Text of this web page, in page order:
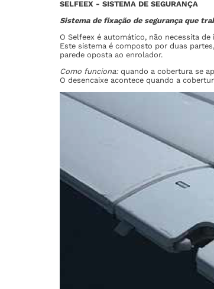
SELFEEX - SISTEMA DE SEGURANÇA
Sistema de fixação de segurança que
O Selfeex é automático, não necessita
Este sistema é composto por duas
parede oposta ao enrolador.
Como funciona:quando a cobertura se
O desencaixe acontece quando a